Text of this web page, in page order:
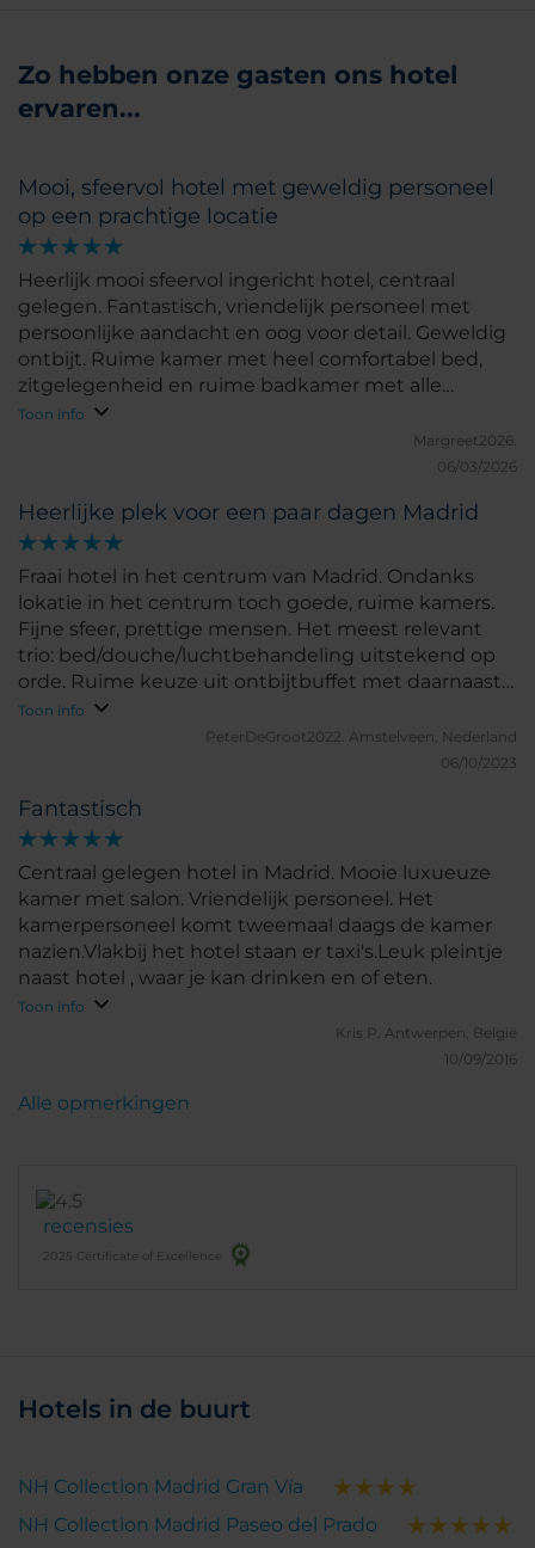
Zo hebben onze gasten ons hotel
ervaren...
Mooi, sfeervol hotel met geweldig personeel
op een prachtige locatie
Heerlijk mooi sfeervol ingericht hotel, centraal
gelegen. Fantastisch, vriendelijk personeel met
persoonlijke aandacht en oog voor detail. Geweldig
ontbijt. Ruime kamer met heel comfortabel bed,
zitgelegenheid en ruime badkamer met alle
voorzieningen.
Toon info
Margreet2026.
06/03/2026
Heerlijke plek voor een paar dagen Madrid
Fraai hotel in het centrum van Madrid. Ondanks
lokatie in het centrum toch goede, ruime kamers.
Fijne sfeer, prettige mensen. Het meest relevant
trio: bed/douche/luchtbehandeling uitstekend op
orde. Ruime keuze uit ontbijtbuffet met daarnaast
ook a la carte mogelijkheden. Klopt gewoon
Toon info
PeterDeGroot2022. Amstelveen, Nederland
06/10/2023
Fantastisch
Centraal gelegen hotel in Madrid. Mooie luxueuze
kamer met salon. Vriendelijk personeel. Het
kamerpersoneel komt tweemaal daags de kamer
nazien.Vlakbij het hotel staan er taxi's.Leuk pleintje
naast hotel , waar je kan drinken en of eten.
Toon info
Kris P. Antwerpen, België
10/09/2016
recensies
2025 Certificate of Excellence
Alle opmerkingen
Hotels in de buurt
NH Collection Madrid Gran Vía
NH Collection Madrid Paseo del Prado